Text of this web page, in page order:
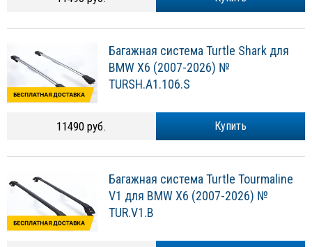
Багажная система Turtle Shark для
BMW X6 (2007-2026) №
TURSH.A1.106.S
Купить
11490 руб.
Багажная система Turtle Tourmaline
V1 для BMW X6 (2007-2026) №
TUR.V1.B